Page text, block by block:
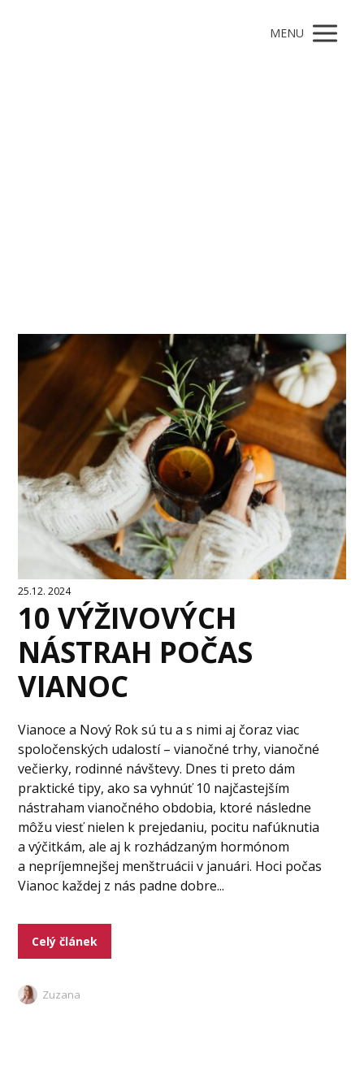
MENU
25.12. 2024
10 VÝŽIVOVÝCH
NÁSTRAH POČAS
VIANOC
Vianoce a Nový Rok sú tu a s nimi aj čoraz viac
spoločenských udalostí – vianočné trhy, vianočné
večierky, rodinné návštevy. Dnes ti preto dám
praktické tipy, ako sa vyhnúť 10 najčastejším
nástraham vianočného obdobia, ktoré následne
môžu viesť nielen k prejedaniu, pocitu nafúknutia
a výčitkám, ale aj k rozhádzaným hormónom
a nepríjemnejšej menštruácii v januári. Hoci počas
Vianoc každej z nás padne dobre...
Celý článek
Zuzana